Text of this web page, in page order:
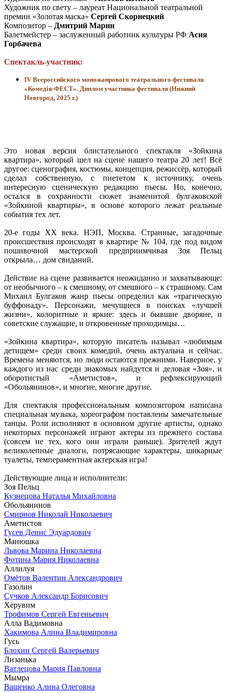
Художник по свету – лауреат Национальной театральной
премии «Золотая маска» Сергей Скорнецкий
Композитор – Дмитрий Марин
Балетмейстер – заслуженный работник культуры РФ Асия
Горбачева
Спектакль-участник:
IV Всероссийского моножанрового театрального фестиваля
«Комедiя-ФЕСТ». Диплом участника фестиваля (Нижний
Новгород, 2025 г.)
Это новая версия блистательного спектакля «Зойкина
квартира», который шел на сцене нашего театра 20 лет! Всё
другое: сценография, костюмы, концепция, режиссёр, который
сделал собственную, с пиететом к источнику, очень
интересную сценическую редакцию пьесы. Но, конечно,
остался в сохранности сюжет знаменитой булгаковской
«Зойкиной квартиры», в основе которого лежат реальные
события тех лет.
20-е годы ХХ века. НЭП, Москва. Странные, загадочные
происшествия происходят в квартире № 104, где под видом
пошивочной мастерской предприимчивая Зоя Пельц
открыла… дом свиданий.
Действие на сцене развивается неожиданно и захватывающе:
от необычного – к смешному, от смешного – к страшному. Сам
Михаил Булгаков жанр пьесы определил как «трагическую
буффонаду». Персонажи, мечущиеся в поисках «лучшей
жизни», колоритные и яркие: здесь и бывшие дворяне, и
советские служащие, и откровенные проходимцы…
«Зойкина квартира», которую писатель называл «любимым
детищем» среди своих комедий, очень актуальна и сейчас.
Времена меняются, но люди остаются прежними. Наверное, у
каждого из нас среди знакомых найдутся и деловая «Зоя», и
оборотистый «Аметистов», и рефлексирующий
«Обольянинов», и многие, многие другие.
Для спектакля профессиональным композитором написана
специальная музыка, хореографом поставлены замечательные
танцы. Роли исполняют в основном другие артисты, однако
некоторых персонажей играют актеры из прежнего состава
(совсем не тех, кого они играли раньше). Зрителей ждут
великолепные диалоги, потрясающие характеры, шикарные
туалеты, темпераментная актерская игра!
Действующие лица и исполнители:
Зоя Пельц
Кузнецова Наталья Михайловна
Обольянинов
Смирнов Николай Николаевич
Аметистов
Гусев Денис Эдуардович
Манюшка
Львова Марина Николаевна
Фотина Мария Николаевна
Аллилуя
Омётов Валентин Александрович
Газолин
Сучков Александр Борисович
Херувим
Трофимов Сергей Евгеньевич
Алла Вадимовна
Хакимова Алина Владимировна
Гусь
Блохин Сергей Валерьевич
Лизанька
Ватлецова Мария Павловна
Мымра
Ващенко Алина Олеговна